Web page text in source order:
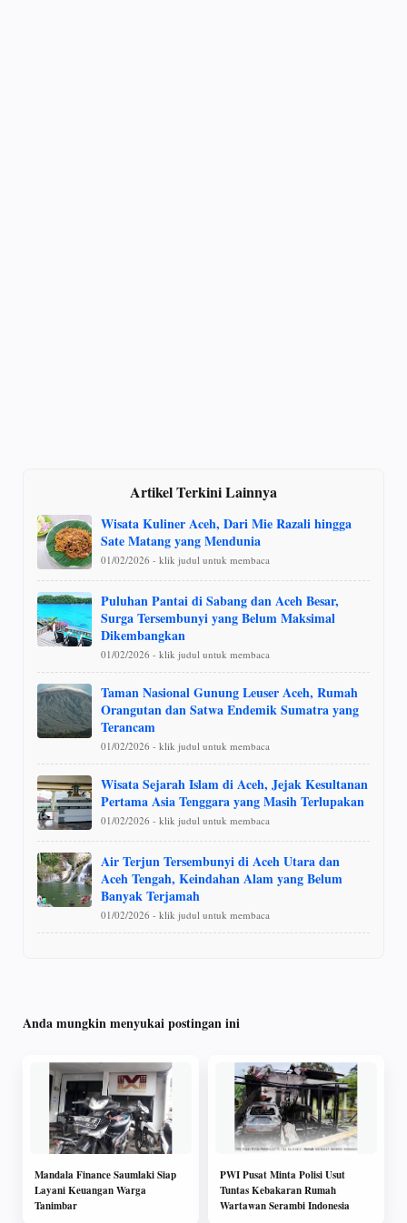
Artikel Terkini Lainnya
Wisata Kuliner Aceh, Dari Mie Razali hingga
Sate Matang yang Mendunia
01/02/2026 - klik judul untuk membaca
Puluhan Pantai di Sabang dan Aceh Besar,
Surga Tersembunyi yang Belum Maksimal
Dikembangkan
01/02/2026 - klik judul untuk membaca
Taman Nasional Gunung Leuser Aceh, Rumah
Orangutan dan Satwa Endemik Sumatra yang
Terancam
01/02/2026 - klik judul untuk membaca
Wisata Sejarah Islam di Aceh, Jejak Kesultanan
Pertama Asia Tenggara yang Masih Terlupakan
01/02/2026 - klik judul untuk membaca
Air Terjun Tersembunyi di Aceh Utara dan
Aceh Tengah, Keindahan Alam yang Belum
Banyak Terjamah
01/02/2026 - klik judul untuk membaca
Anda mungkin menyukai postingan ini
Mandala Finance Saumlaki Siap
Layani Keuangan Warga
Tanimbar
PWI Pusat Minta Polisi Usut
Tuntas Kebakaran Rumah
Wartawan Serambi Indonesia